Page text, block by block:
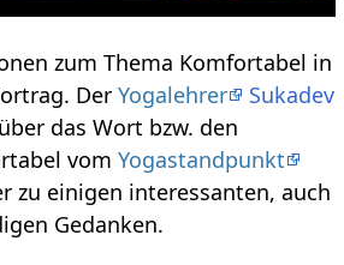
zum Thema Komfortabel‏‎ in
DerYogalehrer
Sukadev
das Wort bzw. den
Ausdruck Komfortabel‏‎ vomYogastandpunkt
zu einigen interessanten, auch
Gedanken.